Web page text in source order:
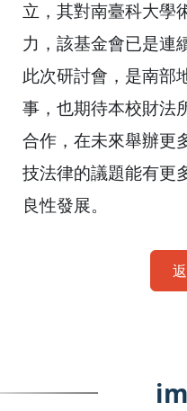
立， 其對南臺科大學
力，該基金會已是連
此次研討會，是南部
事， 也期待本校財法
合作， 在未來舉辦更
技法律的議題能有更
良性發展。